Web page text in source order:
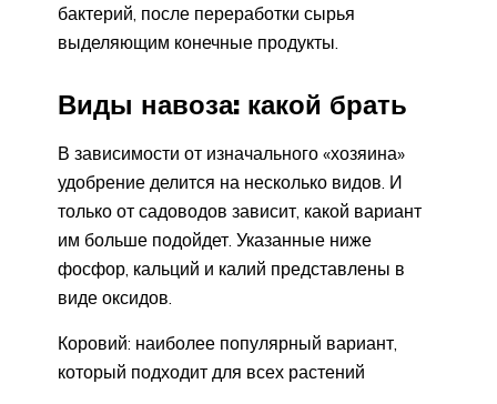
бактерий, после переработки сырья
выделяющим конечные продукты.
Виды навоза: какой брать
В зависимости от изначального «хозяина»
удобрение делится на несколько видов. И
только от садоводов зависит, какой вариант
им больше подойдет. Указанные ниже
фосфор, кальций и калий представлены в
виде оксидов.
Коровий: наиболее популярный вариант,
который подходит для всех растений